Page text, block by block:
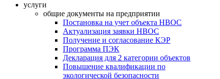
услуги
общие документы на предприятии
Постановка на учет объекта НВОС
Актуализация заявки НВОС
Получение и согласование КЭР
Программа ПЭК
Декларация для 2 категории объектов
Повышение квалификации по
экологической безопасности